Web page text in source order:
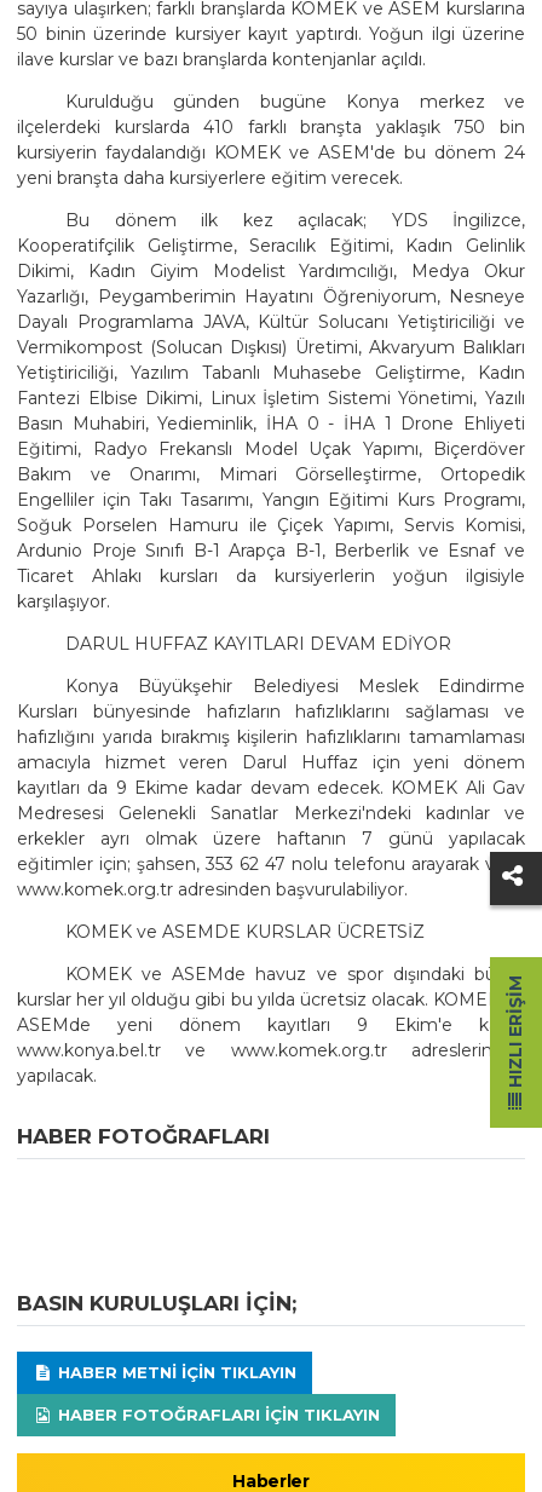
sayıya ulaşırken; farklı branşlarda KOMEK ve ASEM kurslarına
50 binin üzerinde kursiyer kayıt yaptırdı. Yoğun ilgi üzerine
ilave kurslar ve bazı branşlarda kontenjanlar açıldı.
Kurulduğu günden bugüne Konya merkez ve
ilçelerdeki kurslarda 410 farklı branşta yaklaşık 750 bin
kursiyerin faydalandığı KOMEK ve ASEM'de bu dönem 24
yeni branşta daha kursiyerlere eğitim verecek.
Bu dönem ilk kez açılacak; YDS İngilizce,
Kooperatifçilik Geliştirme, Seracılık Eğitimi, Kadın Gelinlik
Dikimi, Kadın Giyim Modelist Yardımcılığı, Medya Okur
Yazarlığı, Peygamberimin Hayatını Öğreniyorum, Nesneye
Dayalı Programlama JAVA, Kültür Solucanı Yetiştiriciliği ve
Vermikompost (Solucan Dışkısı) Üretimi, Akvaryum Balıkları
Yetiştiriciliği, Yazılım Tabanlı Muhasebe Geliştirme, Kadın
Fantezi Elbise Dikimi, Linux İşletim Sistemi Yönetimi, Yazılı
Basın Muhabiri, Yedieminlik, İHA 0 - İHA 1 Drone Ehliyeti
Eğitimi, Radyo Frekanslı Model Uçak Yapımı, Biçerdöver
Bakım ve Onarımı, Mimari Görselleştirme, Ortopedik
Engelliler için Takı Tasarımı, Yangın Eğitimi Kurs Programı,
Soğuk Porselen Hamuru ile Çiçek Yapımı, Servis Komisi,
Ardunio Proje Sınıfı B-1 Arapça B-1, Berberlik ve Esnaf ve
Ticaret Ahlakı kursları da kursiyerlerin yoğun ilgisiyle
karşılaşıyor.
DARUL HUFFAZ KAYITLARI DEVAM EDİYOR
Konya Büyükşehir Belediyesi Meslek Edindirme
Kursları bünyesinde hafızların hafızlıklarını sağlaması ve
hafızlığını yarıda bırakmış kişilerin hafızlıklarını tamamlaması
amacıyla hizmet veren Darul Huffaz için yeni dönem
kayıtları da 9 Ekime kadar devam edecek. KOMEK Ali Gav
Medresesi Gelenekli Sanatlar Merkezi'ndeki kadınlar ve
erkekler ayrı olmak üzere haftanın 7 günü yapılacak
eğitimler için; şahsen, 353 62 47 nolu telefonu arayarak veya
www.komek.org.tr adresinden başvurulabiliyor.
KOMEK ve ASEMDE KURSLAR ÜCRETSİZ
KOMEK ve ASEMde havuz ve spor dışındaki bütün
kurslar her yıl olduğu gibi bu yılda ücretsiz olacak. KOMEK ve
ASEMde yeni dönem kayıtları 9 Ekim'e kadar
www.konya.bel.tr ve www.komek.org.tr adreslerinden
yapılacak.
HABER FOTOĞRAFLARI
BASIN KURULUŞLARI IÇIN;
HABER METNI IÇIN TIKLAYIN
HABER FOTOĞRAFLARI IÇIN TIKLAYIN
Haberler
HIZLI ERIŞIM